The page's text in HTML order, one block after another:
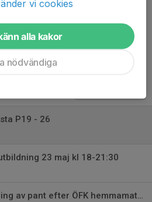
P19 - 26
23 maj kl 18-21:30
Schema för samling av pant efter ÖFK hemmamatcher
vi cookies
alla kakor
nödvändiga